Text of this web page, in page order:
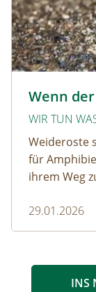
Wenn
WIR TUN
Weideroste
für
ihrem Weg
29.01.2026
INS